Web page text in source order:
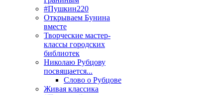
#Пушкин220
Открываем Бунина
вместе
Творческие мастер-
классы городских
библиотек
Николаю Рубцову
посвящается...
Слово о Рубцове
Живая классика